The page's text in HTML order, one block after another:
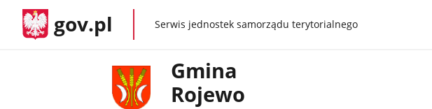
gov.pl gov.plSerwis jednostek samorządu terytorialnego
Gmina
Rojewo